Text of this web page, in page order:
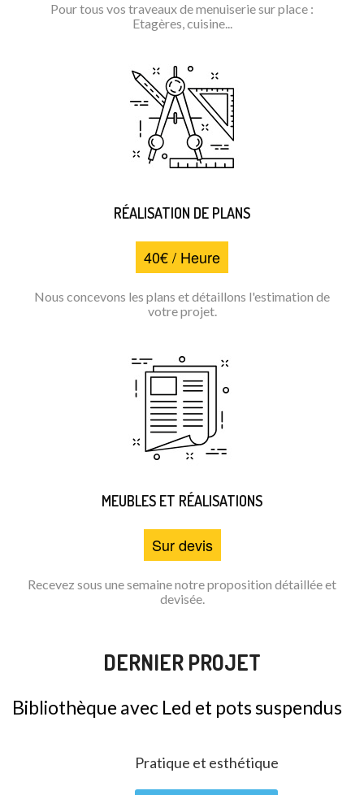
Pour tous vos traveaux de menuiserie sur place :
Etagères, cuisine...
RÉALISATION DE PLANS
40€ / Heure
Nous concevons les plans et détaillons l'estimation de
votre projet.
MEUBLES ET RÉALISATIONS
Sur devis
Recevez sous une semaine notre proposition détaillée et
devisée.
DERNIER PROJET
Bibliothèque avec Led et pots suspendus
Pratique et esthétique